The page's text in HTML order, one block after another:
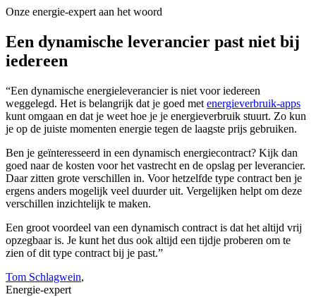
Onze energie-expert aan het woord
Een dynamische leverancier past niet bij
iedereen
“Een dynamische energieleverancier is niet voor iedereen
weggelegd. Het is belangrijk dat je goed met energieverbruik-apps
kunt omgaan en dat je weet hoe je je energieverbruik stuurt. Zo kun
je op de juiste momenten energie tegen de laagste prijs gebruiken.
Ben je geïnteresseerd in een dynamisch energiecontract? Kijk dan
goed naar de kosten voor het vastrecht en de opslag per leverancier.
Daar zitten grote verschillen in. Voor hetzelfde type contract ben je
ergens anders mogelijk veel duurder uit. Vergelijken helpt om deze
verschillen inzichtelijk te maken.
Een groot voordeel van een dynamisch contract is dat het altijd vrij
opzegbaar is. Je kunt het dus ook altijd een tijdje proberen om te
zien of dit type contract bij je past.”
Tom Schlagwein,
Energie-expert